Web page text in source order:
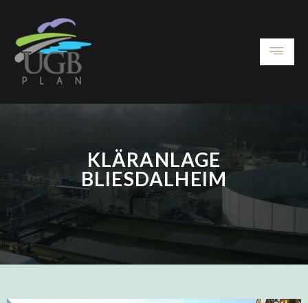
KLÄRANLAGE
BLIESDALHEIM